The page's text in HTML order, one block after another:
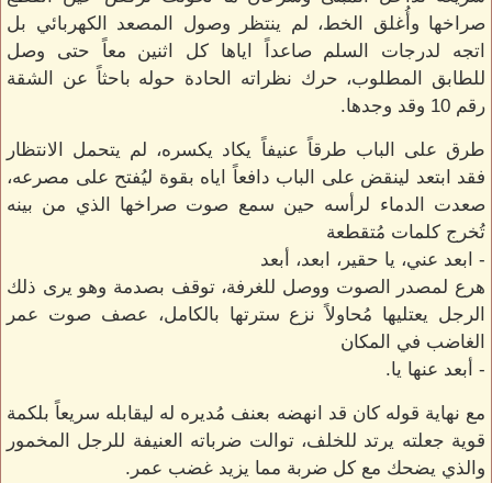
صراخها وأُغلق الخط، لم ينتظر وصول المصعد الكهربائي بل
اتجه لدرجات السلم صاعداً اياها كل اثنين معاً حتى وصل
للطابق المطلوب، حرك نظراته الحادة حوله باحثاً عن الشقة
رقم 10 وقد وجدها.
طرق على الباب طرقاً عنيفاً يكاد يكسره، لم يتحمل الانتظار
فقد ابتعد لينقض على الباب دافعاً اياه بقوة ليُفتح على مصرعه،
صعدت الدماء لرأسه حين سمع صوت صراخها الذي من بينه
تُخرج كلمات مُتقطعة
- ابعد عني، يا حقير، ابعد، أبعد
هرع لمصدر الصوت ووصل للغرفة، توقف بصدمة وهو يرى ذلك
الرجل يعتليها مُحاولاً نزع سترتها بالكامل، عصف صوت عمر
الغاضب في المكان
- أبعد عنها يا.
مع نهاية قوله كان قد انهضه بعنف مُديره له ليقابله سريعاً بلكمة
قوية جعلته يرتد للخلف، توالت ضرباته العنيفة للرجل المخمور
والذي يضحك مع كل ضربة مما يزيد غضب عمر.